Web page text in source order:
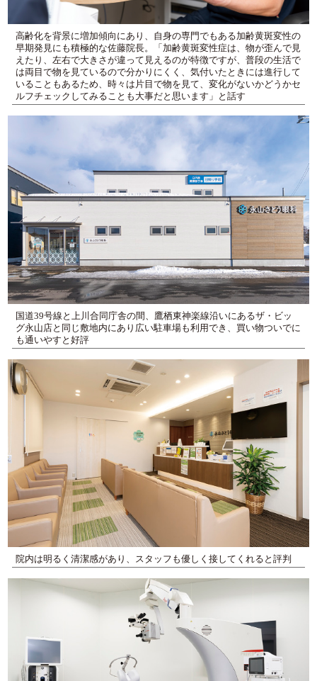
高齢化を背景に増加傾向にあり、自身の専門でもある加齢黄斑変性の
早期発見にも積極的な佐藤院長。「加齢黄斑変性症は、物が歪んで見
えたり、左右で大きさが違って見えるのが特徴ですが、普段の生活で
は両目で物を見ているので分かりにくく、気付いたときには進行して
いることもあるため、時々は片目で物を見て、変化がないかどうかセ
ルフチェックしてみることも大事だと思います」と話す
国道39号線と上川合同庁舎の間、鷹栖東神楽線沿いにあるザ・ビッ
グ永山店と同じ敷地内にあり広い駐車場も利用でき、買い物ついでに
も通いやすと好評
院内は明るく清潔感があり、スタッフも優しく接してくれると評判